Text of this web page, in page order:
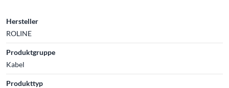
Hersteller
ROLINE
Produktgruppe
Kabel
Produkttyp